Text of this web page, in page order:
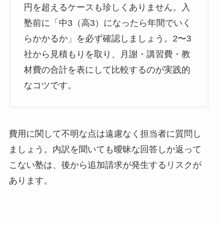
円を超えるケースも珍しくありません。入
塾前に「中3（高3）になったら年間でいく
らかかるか」を必ず確認しましょう。2〜3
社から見積もりを取り、月謝・講習費・教
材費の合計を表にして比較するのが実践的
なコツです。
費用に関して不明な点は遠慮なく担当者に質問し
ましょう。内訳を聞いても曖昧な回答しか返って
こない塾は、後から追加請求が発生するリスクが
あります。